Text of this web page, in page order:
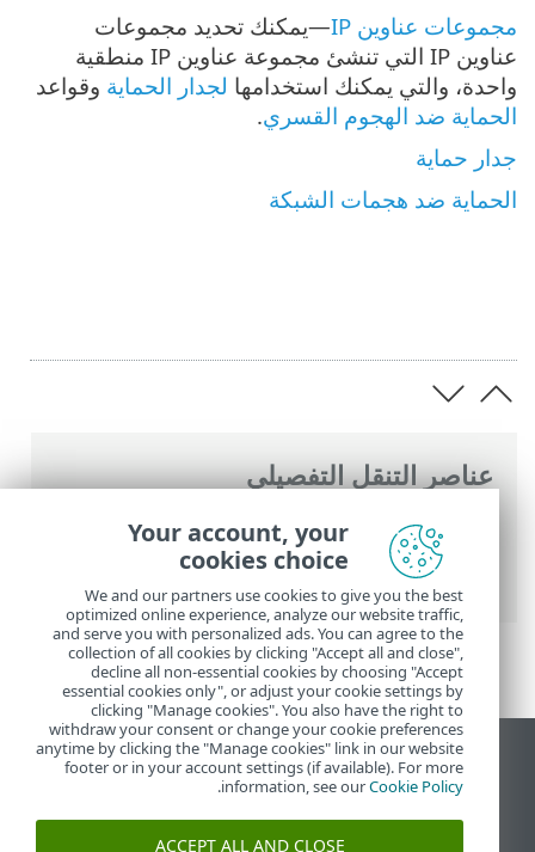
عناصر التنقل التفصيلي
تعليمات ESET عبر الإنترنت >
ESET Endpoint
Security
> الإعداد المتقدم>وسائل الحماية
حماية الوصول إلى الشبكة
مجموعات عناوين IP
—يمكنك تحديد مجموعات
عناوين IP التي تنشئ مجموعة عناوين IP منطقية
واحدة، والتي يمكنك استخدامها لجدار الحماية وقواعد
الحماية ضد الهجوم القسري.
جدار حماية
الحماية ضد هجمات الشبكة
عرض موقع سطح المكتب
End of Life
قاعدة معارف ESET
Your account, your
cookies choice
We and our partners use cookies to give you the best
optimized online experience, analyze our website traffic,
and serve you with personalized ads. You can agree to the
collection of all cookies by clicking "Accept all and close",
decline all non-essential cookies by choosing "Accept
essential cookies only", or adjust your cookie settings by
clicking "Manage cookies". You also have the right to
withdraw your consent or change your cookie preferences
anytime by clicking the "Manage cookies" link in our website
footer or in your account settings (if available). For more
information, see ourCookie Policy
.
ACCEPT ALL AND CLOSE